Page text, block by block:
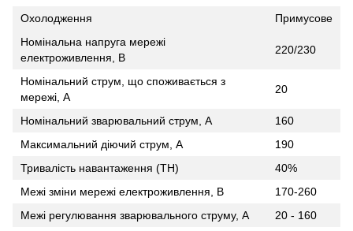
Охолодження
Примусове
Номінальна напруга мережі
електроживлення, В
220/230
Номінальний струм, що споживається з
мережі, А
20
Номінальний зварювальний струм, А
160
Максимальний діючий струм, А
190
Тривалість навантаження (ТН)
40%
Межі зміни мережі електроживлення, В
170-260
Межі регулювання зварювального струму, А
20 - 160